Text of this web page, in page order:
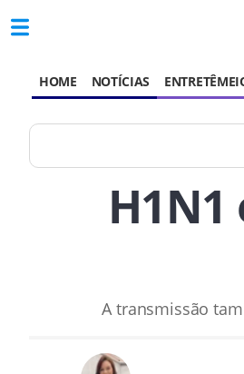
HOME NOTÍCIAS
A transmissão